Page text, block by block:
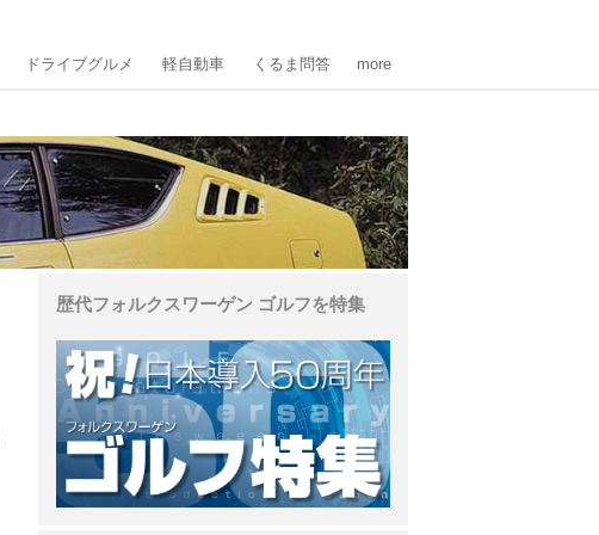
ドライブグルメ 軽自動車 くるま問答 more
歴代フォルクスワーゲン ゴルフを特集